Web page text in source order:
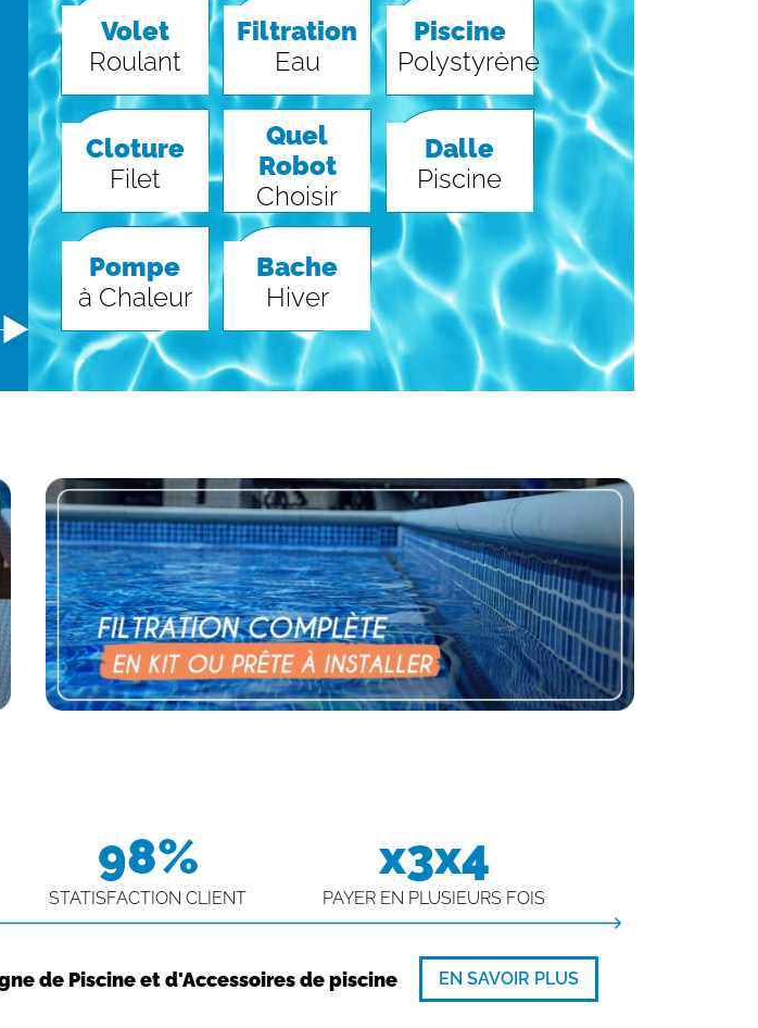
Volet
Roulant
Filtration
Eau
Piscine
Polystyrène
Cloture
Filet
Quel
Robot
Choisir
Dalle
Piscine
Pompe
à Chaleur
Bache
Hiver
98%
STATISFACTION CLIENT
x3x4
PAYER EN PLUSIEURS FOIS
de Piscine et d'Accessoires de piscine EN SAVOIR PLUS